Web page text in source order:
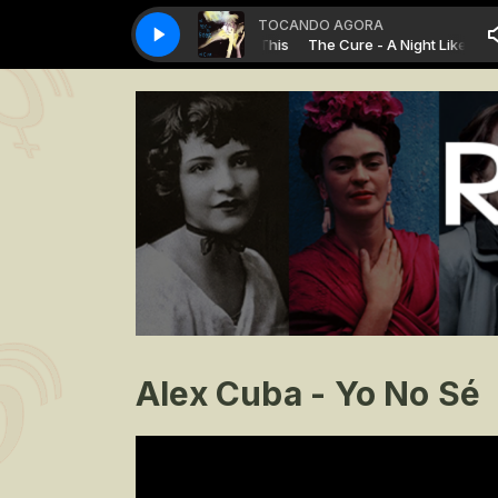
TOCANDO AGORA
The Cure - A Night Like This The Cure - A Night Like This
Alex Cuba - Yo No Sé